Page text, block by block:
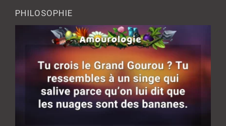
PHILOSOPHIE